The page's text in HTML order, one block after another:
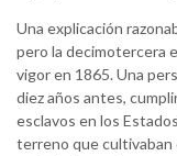
Una explicación
pero la decimotercera
vigor en 1865. Una
diez años antes,
esclavos en los
terreno que cultivaban